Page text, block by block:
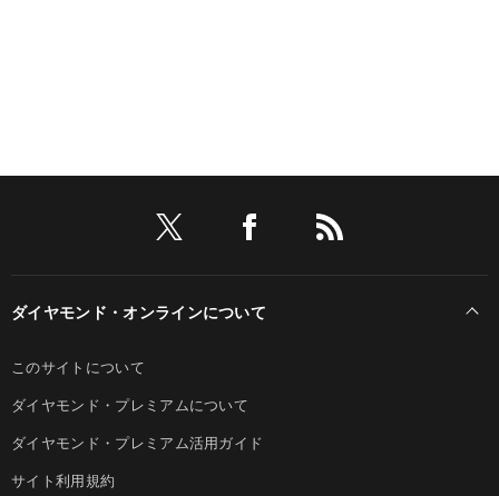
ダイヤモンド・オンラインについて
このサイトについて
ダイヤモンド・プレミアムについて
ダイヤモンド・プレミアム活用ガイド
サイト利用規約